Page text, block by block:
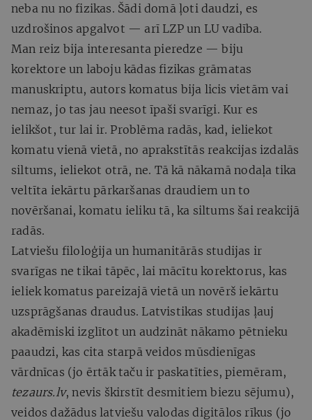
neba nu no fizikas. Šādi domā ļoti daudzi, es
uzdrošinos apgalvot — arī LZP un LU vadība.
Man reiz bija interesanta pieredze — biju
korektore un laboju kādas fizikas grāmatas
manuskriptu, autors komatus bija licis vietām vai
nemaz, jo tas jau neesot īpaši svarīgi. Kur es
ielikšot, tur lai ir. Problēma radās, kad, ieliekot
komatu vienā vietā, no aprakstītās reakcijas izdalās
siltums, ieliekot otrā, ne. Tā kā nākamā nodaļa tika
veltīta iekārtu pārkaršanas draudiem un to
novēršanai, komatu ieliku tā, ka siltums šai reakcijā
radās.
Latviešu filoloģija un humanitārās studijas ir
svarīgas ne tikai tāpēc, lai mācītu korektorus, kas
ieliek komatus pareizajā vietā un novērš iekārtu
uzsprāgšanas draudus. Latvistikas studijas ļauj
akadēmiski izglītot un audzināt nākamo pētnieku
paaudzi, kas cita starpā veidos mūsdienīgas
vārdnīcas (jo ērtāk taču ir paskatīties, piemēram,
tezaurs.lv, nevis škirstīt desmitiem biezu sējumu),
veidos dažādus latviešu valodas digitālos rīkus (jo